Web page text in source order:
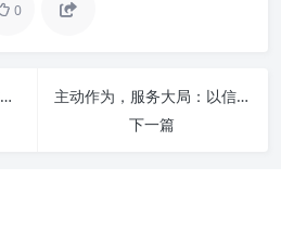
0
用心用情，强化“四个精准服务”：构建新时代老干部工作幸福同心圆
主动作为，服务大局：以信息化赋能办公厅工作现代化
下一篇
苦修“内功”：铸就办公室工作的